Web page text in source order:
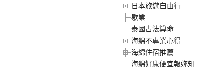
日本旅遊自由行
歇業
泰國古法算命
海綿不專業心得
海綿住宿推薦
海綿好康便宜報妳知